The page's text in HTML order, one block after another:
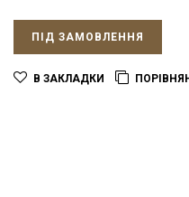
ПІД ЗАМОВЛЕННЯ
В ЗАКЛАДКИ